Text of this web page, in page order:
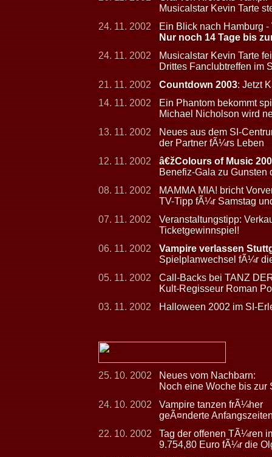
Musicalstar Kevin Tarte
24. 11. 2002
Ein Blick nach Hamburg -
Nur noch 14 Tage bis
24. 11. 2002
Musicalstar Kevin Tarte
Drittes Fanclubtreffen im
21. 11. 2002
Countdown 2003: Jetzt
14. 11. 2002
Ein Phantom bekommt
Michael Nicholson wird
13. 11. 2002
Neues aus dem SI-
der Partner fÃ¼rs Leben
12. 11. 2002
â€žColours of Music
Benefiz-Gala zu Gunsten
08. 11. 2002
MAMMA MIA! bricht
TV-Tipp fÃ¼r Samstag
07. 11. 2002
Veranstaltungstipp:
Ticketgewinnspiel!
06. 11. 2002
Vampire verlassen
Spielplanwechsel fÃ¼r
05. 11. 2002
Call-Backs bei TANZ
Kult-Regisseur Roman
03. 11. 2002
Halloween 2002 im SI-
25. 10. 2002
Neues vom Nachbarn:
Noch eine Woche bis zur
24. 10. 2002
Vampire tanzen frÃ¼her
geÃ¤nderte
22. 10. 2002
Tag der offenen TÃ¼ren
9.754,80 Euro fÃ¼r die